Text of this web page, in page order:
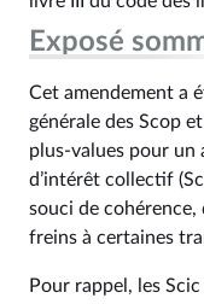
Exposé
Cet amendement a
générale des Scop
plus-values pour un
d’intérêt collectif
souci de
freins à certaines
Pour rappel, les